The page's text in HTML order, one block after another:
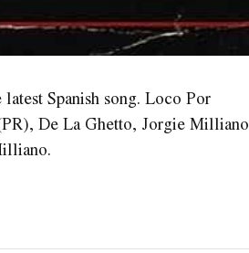
latest Spanish song. Loco Por
De La Ghetto, Jorgie Milliano